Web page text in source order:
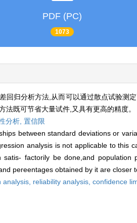
PDF (PC)
1073
回归分析方法,从而可以通过散点试验测
法既可节省大量试件,又具有更高的精度。
分析, 置信限
between standard deviations or
analysis is not applicable to this
satis- factorily be done,and
pereentages obtained by it are
analysis, reliability analysis, confidence